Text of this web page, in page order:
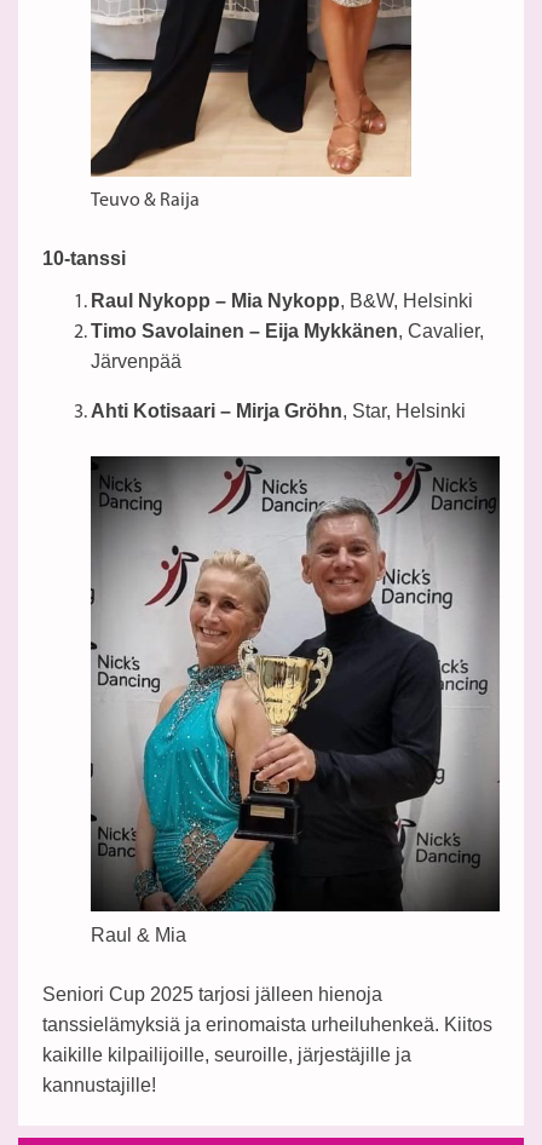
Teuvo & Raija
10-tanssi
Raul Nykopp – Mia Nykopp, B&W, Helsinki
Timo Savolainen – Eija Mykkänen, Cavalier,
Järvenpää
Ahti Kotisaari – Mirja Gröhn, Star, Helsinki
Raul & Mia
Seniori Cup 2025 tarjosi jälleen hienoja
tanssielämyksiä ja erinomaista urheiluhenkeä. Kiitos
kaikille kilpailijoille, seuroille, järjestäjille ja
kannustajille!